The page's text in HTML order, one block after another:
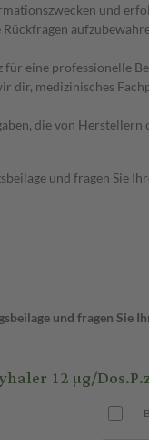
und
eine professionelle
dir, medizinisches
die von
und fragen Sie
und fragen Sie
12 µg/